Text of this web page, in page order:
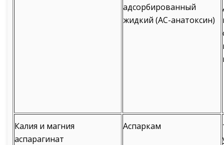
адсорбированный
жидкий (АС-анатоксин)
Калия и магния
аспарагинат
Аспаркам